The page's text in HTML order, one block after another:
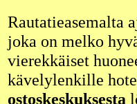
Rautatieasemalta
joka on melko
vierekkäiset
kävelylenkille
ostoskeskuksesta